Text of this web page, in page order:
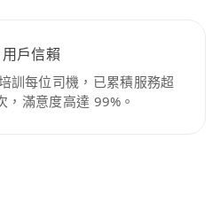
戶信賴
訓每位司機，已累積服務超
，滿意度高達 99%。